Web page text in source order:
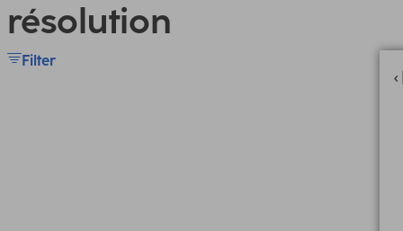
résolution
Filter